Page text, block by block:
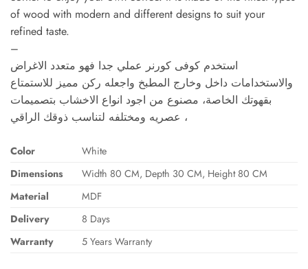
of wood with modern and different designs to suit your
refined taste.
–
استخدم كوفى كورنر عملي جدا فهو متعدد الاغراض
والاستخدامات داخل وخارج المطبخ واجعله ركن مميز للاستمتاع
بقهوتك الخاصة، مصنوع من اجود انواع الاخشاب بتصميمات
عصريه ومختلفه لتناسب ذوقك الراقي ،
Color
White
Dimensions
Width 80 CM, Depth 30 CM, Height 80 CM
Material
MDF
Delivery
8 Days
Warranty
5 Years Warranty